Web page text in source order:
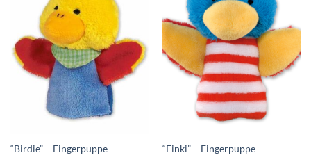
“Birdie” – Fingerpuppe “Finki” – Fingerpuppe